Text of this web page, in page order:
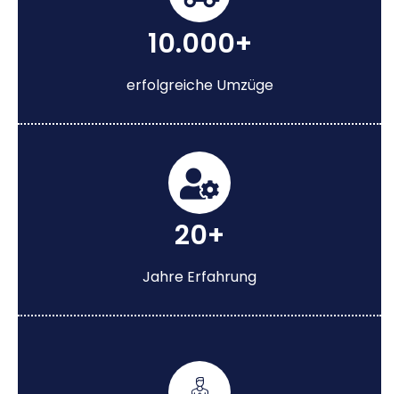
10.000+
erfolgreiche Umzüge
20+
Jahre Erfahrung